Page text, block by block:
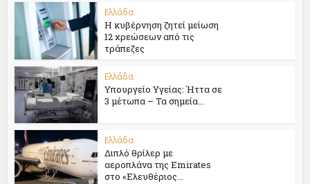
Ελλάδα
Η κυβέρνηση ζητεί μείωση
12 χρεώσεων από τις
τράπεζες
Ελλάδα
Υπουργείο Υγείας: Ήττα σε
3 μέτωπα – Τα σημεία...
Ελλάδα
Διπλό θρίλερ με
αεροπλάνα της Emirates
στο «Ελευθέριος...